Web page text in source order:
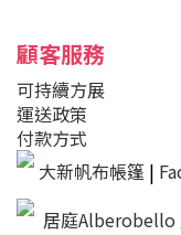
顧客服務
可持續方展
運送政策
付款方式
大新帆布帳篷 |
居庭Alberobello